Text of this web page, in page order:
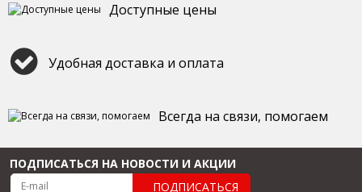
Доступные цены
Удобная доставка и оплата
Всегда на связи, помогаем
ПОДПИСАТЬСЯ НА НОВОСТИ И АКЦИИ
ПОДПИСАТЬСЯ